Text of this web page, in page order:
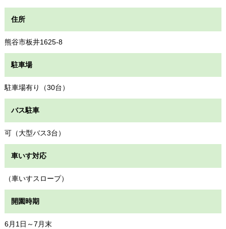
住所
熊谷市板井1625-8
駐車場
駐車場有り（30台）
バス駐車
可（大型バス3台）
車いす対応
（車いすスロープ）
開園時期
6月1日～7月末